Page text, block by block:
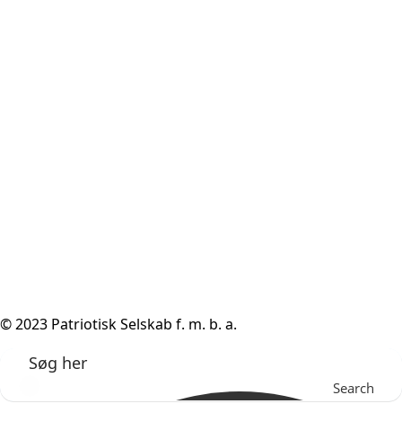
© 2023 Patriotisk Selskab f. m. b. a.
Search